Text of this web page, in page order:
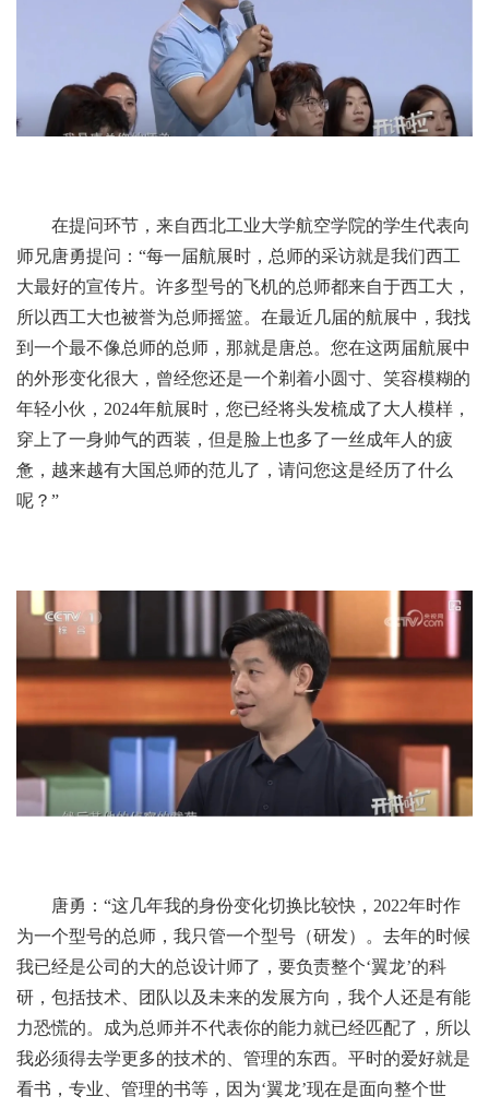
在提问环节，来自西北工业大学航空学院的学生代表向
师兄唐勇提问：“每一届航展时，总师的采访就是我们西工
大最好的宣传片。许多型号的飞机的总师都来自于西工大，
所以西工大也被誉为总师摇篮。在最近几届的航展中，我找
到一个最不像总师的总师，那就是唐总。您在这两届航展中
的外形变化很大，曾经您还是一个剃着小圆寸、笑容模糊的
年轻小伙，2024年航展时，您已经将头发梳成了大人模样，
穿上了一身帅气的西装，但是脸上也多了一丝成年人的疲
惫，越来越有大国总师的范儿了，请问您这是经历了什么
呢？”
唐勇：“这几年我的身份变化切换比较快，2022年时作
为一个型号的总师，我只管一个型号（研发）。去年的时候
我已经是公司的大的总设计师了，要负责整个‘翼龙’的科
研，包括技术、团队以及未来的发展方向，我个人还是有能
力恐慌的。成为总师并不代表你的能力就已经匹配了，所以
我必须得去学更多的技术的、管理的东西。平时的爱好就是
看书，专业、管理的书等，因为‘翼龙’现在是面向整个世